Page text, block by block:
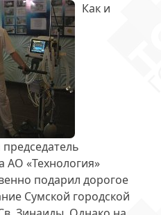
Как и
АО «Технология»
подарил дорогое
Сумской городской